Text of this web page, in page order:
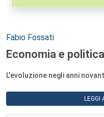
Autori:
Fabio Fossati
Economia e
L'evoluzione negli anni
LEGGI